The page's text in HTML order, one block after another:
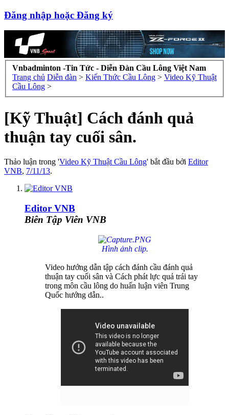
Đăng nhập hoặc Đăng ký
Vnbadminton -Tin Tức - Diễn Đàn Cầu Lông Việt Nam
Trang chủ Diễn đàn > Kiến Thức Cầu Lông > Video Kỹ Thuật
Cầu Lông >
[Kỹ Thuật] Cách đánh quả
thuận tay cuối sân.
Thảo luận trong 'Video Kỹ Thuật Cầu Lông' bắt đầu bởi Editor
VNB, 7/11/13.
Editor VNB
Biên Tập Viên VNB
Hình ảnh clip.
Video hướng dẫn tập cách đánh cầu đánh quả
thuận tay cuối sân và Cách phát lực quả trái tay
trong môn cầu lông do huấn luận viên Trung
Quốc hướng dẫn..